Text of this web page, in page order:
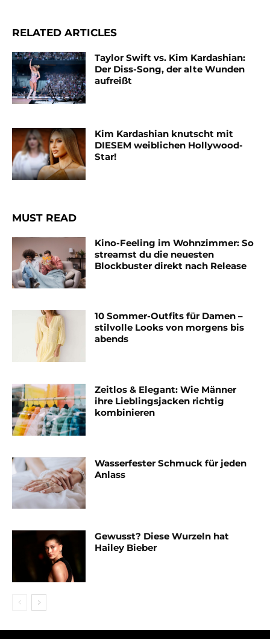
RELATED ARTICLES
Taylor Swift vs. Kim Kardashian:
Der Diss-Song, der alte Wunden
aufreißt
Kim Kardashian knutscht mit
DIESEM weiblichen Hollywood-
Star!
MUST READ
Kino-Feeling im Wohnzimmer: So
streamst du die neuesten
Blockbuster direkt nach Release
10 Sommer-Outfits für Damen –
stilvolle Looks von morgens bis
abends
Zeitlos & Elegant: Wie Männer
ihre Lieblingsjacken richtig
kombinieren
Wasserfester Schmuck für jeden
Anlass
Gewusst? Diese Wurzeln hat
Hailey Bieber